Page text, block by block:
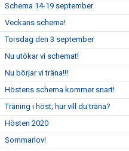
Schema 14-19 september
Veckans schema!
Torsdag den 3 september
Nu utökar vi schemat!
Nu börjar vi träna!!!
Höstens schema kommer snart!
Träning i höst; hur vill du träna?
Hösten 2020
Sommarlov!